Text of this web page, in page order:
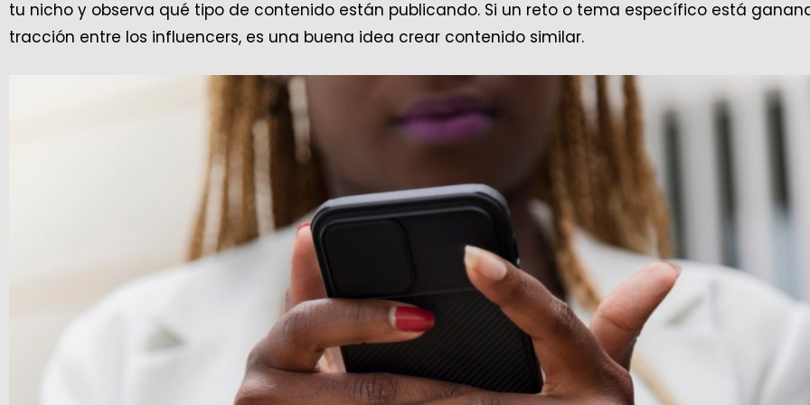
tu nicho y observa qué tipo de contenido están publicando. Si un reto o tema específico está
tracción entre los influencers, es una buena idea crear contenido similar.